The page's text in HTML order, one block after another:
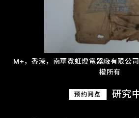
M+，香港，南華霓虹燈電器廠有限公
權所有
预约阅览 研究
探索世界顶级的二十及二